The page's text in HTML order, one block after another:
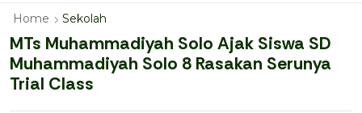
Home Sekolah
MTs Muhammadiyah Solo Ajak Siswa SD
Muhammadiyah Solo 8 Rasakan Serunya
Trial Class